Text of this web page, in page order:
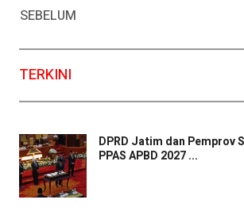
SEBELUM
TERKINI
DPRD Jatim dan Pemprov
PPAS APBD 2027 ...